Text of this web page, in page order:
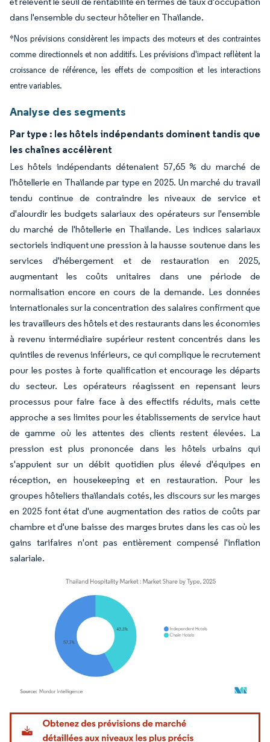
dans l'ensemble du secteur hôtelier en Thaïlande.
*Nos prévisions considèrent les impacts des moteurs et des contraintes
comme directionnels et non additifs. Les prévisions d'impact reflètent la
croissance de référence, les effets de composition et les interactions
entre variables.
Analyse des segments
Par type : les hôtels indépendants dominent tandis que
les chaînes accélèrent
Les hôtels indépendants détenaient 57,65 % du marché de
l'hôtellerie en Thaïlande par type en 2025. Un marché du travail
tendu continue de contraindre les niveaux de service et
d'alourdir les budgets salariaux des opérateurs sur l'ensemble
du marché de l'hôtellerie en Thaïlande. Les indices salariaux
sectoriels indiquent une pression à la hausse soutenue dans les
services d'hébergement et de restauration en 2025,
augmentant les coûts unitaires dans une période de
normalisation encore en cours de la demande. Les données
internationales sur la concentration des salaires confirment que
les travailleurs des hôtels et des restaurants dans les économies
à revenu intermédiaire supérieur restent concentrés dans les
quintiles de revenus inférieurs, ce qui complique le recrutement
pour les postes à forte qualification et encourage les départs
du secteur. Les opérateurs réagissent en repensant leurs
processus pour faire face à des effectifs réduits, mais cette
approche a ses limites pour les établissements de service haut
de gamme où les attentes des clients restent élevées. La
pression est plus prononcée dans les hôtels urbains qui
s'appuient sur un débit quotidien plus élevé d'équipes en
réception, en housekeeping et en restauration. Pour les
groupes hôteliers thaïlandais cotés, les discours sur les marges
en 2025 font état d'une augmentation des ratios de coûts par
chambre et d'une baisse des marges brutes dans les cas où les
gains tarifaires n'ont pas entièrement compensé l'inflation
salariale.
Image © Mordor Intelligence. La réutilisation nécessite une attribution sous CC BY